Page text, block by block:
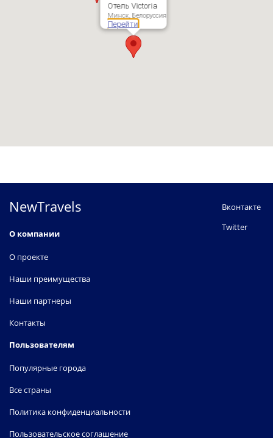
Отель Victoria
Минск, Белоруссия
Перейти
NewTravels
О компании
О проекте
Наши преимущества
Наши партнеры
Контакты
Пользователям
Популярные города
Все страны
Политика конфиденциальности
Пользовательское соглашение
Вконтакте
Twitter